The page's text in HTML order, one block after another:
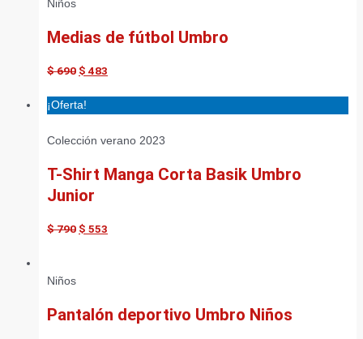
Niños
Medias de fútbol Umbro
$690 $ 483
¡Oferta!
Colección verano 2023
T-Shirt Manga Corta Basik Umbro
Junior
$790 $ 553
Niños
Pantalón deportivo Umbro Niños